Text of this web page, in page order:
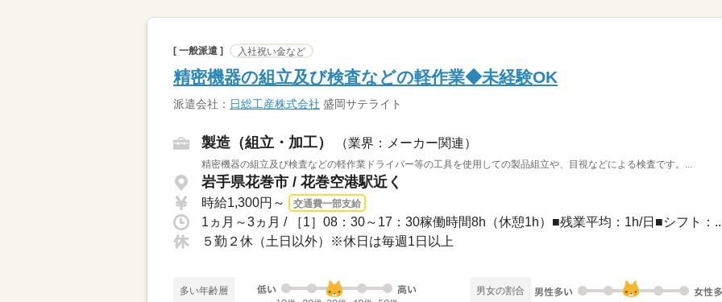
[ 一般派遣 ] 入社祝い金など
精密機器の組立及び検査などの軽作業◆未経験OK
派遣会社： 日総工産株式会社 盛岡サテライト
製造（組立・加工） （業界：メーカー関連）
精密機器の組立及び検査などの軽作業ドライバー等の工具を使用しての製品組立や、目視などによる検査です。...
岩手県花巻市 / 花巻空港駅近く
時給1,300円～ 交通費一部支給
1ヵ月～3ヵ月 / ［1］08：30～17：30稼働時間8h（休憩1h）■残業平均：1h/日■シフト：
５勤２休（土日以外）※休日は毎週1日以上
多い年齢層 男女の割合